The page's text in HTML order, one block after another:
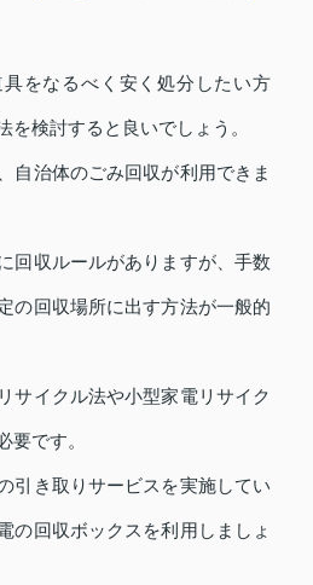
をなるべく安く処分したい方
を検討すると良いでしょう。
自治体のごみ回収が利用できま
回収ルールがありますが、手数
の回収場所に出す方法が一般的
サイクル法や小型家電リサイク
要です。
引き取りサービスを実施してい
の回収ボックスを利用しましょ